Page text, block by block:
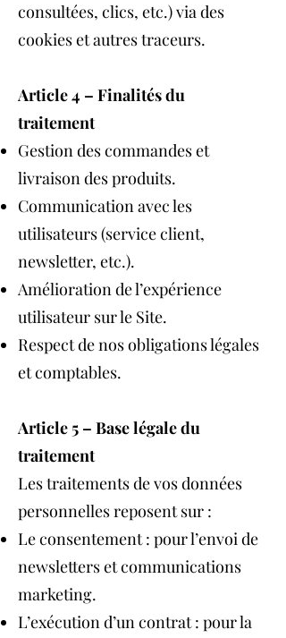
consultées, clics, etc.) via des
cookies et autres traceurs.
Article 4 – Finalités du
traitement
Gestion des commandes et
livraison des produits.
Communication avec les
utilisateurs (service client,
newsletter, etc.).
Amélioration de l’expérience
utilisateur sur le Site.
Respect de nos obligations légales
et comptables.
Article 5 – Base légale du
traitement
Les traitements de vos données
personnelles reposent sur :
Le consentement : pour l’envoi de
newsletters et communications
marketing.
L’exécution d’un contrat : pour la